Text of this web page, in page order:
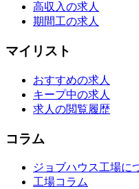
高収入の求人
期間工の求人
マイリスト
おすすめの求人
キープ中の求人
求人の閲覧履歴
コラム
ジョブハウス工場に
工場コラム